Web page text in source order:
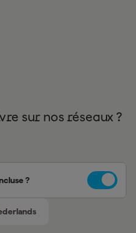
sur nos réseaux ?
?